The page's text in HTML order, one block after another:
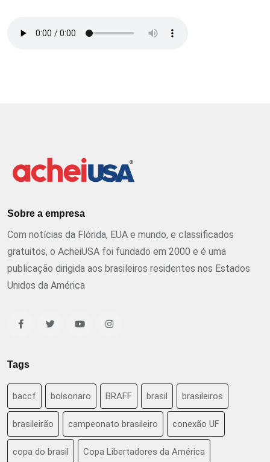
Sobre a empresa
Com notícias da Flórida, EUA e mundo, e classificados
gratuitos, o AcheiUSA foi fundado em 2000 e é uma
publicação dirigida aos brasileiros residentes nos Estados
Unidos da América
Tags
baccf bolsonaro BRAFF brasil brasileiros
brasileirão campeonato brasileiro conexão UF
copa do brasil Copa Libertadores da América